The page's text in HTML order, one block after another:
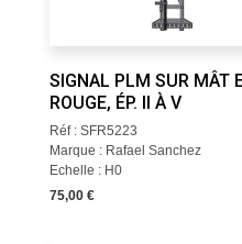
SIGNAL PLM SUR MÂT
ROUGE, ÉP. II À V
Réf : SFR5223
Marque : Rafael Sanchez
Echelle : H0
75,00 €